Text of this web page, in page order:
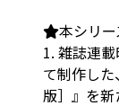
本シリ
1. 雑誌連
て制作し
版］』を